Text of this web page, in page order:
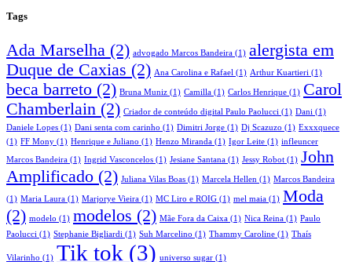
Tags
Ada Marselha (2) advogado Marcos Bandeira (1) alergista em
Duque de Caxias (2) Ana Carolina e Rafael (1) Arthur Kuartieri (1)
beca barreto (2) Bruna Muniz (1) Camilla (1) Carlos Henrique (1) Carol
Chamberlain (2) Criador de conteúdo digital Paulo Paolucci (1) Dani (1)
Daniele Lopes (1) Dani senta com carinho (1) Dimitri Jorge (1) Dj Scazuzo (1) Exxxquece
(1) FF Mony (1) Henrique e Juliano (1) Henzo Miranda (1) Igor Leite (1) infleuncer
Marcos Bandeira (1) Ingrid Vasconcelos (1) Jesiane Santana (1) Jessy Robot (1) John
Amplificado (2) Juliana Vilas Boas (1) Marcela Hellen (1) Marcos Bandeira
(1) Maria Laura (1) Marjorye Vieira (1) MC Liro e ROIG (1) mel maia (1) Moda
(2) modelo (1) modelos (2) Mãe Fora da Caixa (1) Nica Reina (1) Paulo
Paolucci (1) Stephanie Bigliardi (1) Suh Marcelino (1) Thammy Caroline (1) Thaís
Vilarinho (1) Tik tok (3) universo sugar (1)